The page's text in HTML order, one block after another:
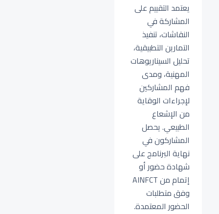
يعتمد التقييم على
المشاركة في
النقاشات، تنفيذ
التمارين التطبيقية،
تحليل السيناريوهات
المهنية، ومدى
فهم المشاركين
لإجراءات الوقاية
من الإشعاع
الطبيعي. يحصل
المشاركون في
نهاية البرنامج على
شهادة حضور أو
إتمام من AINFCT
وفق متطلبات
الحضور المعتمدة.